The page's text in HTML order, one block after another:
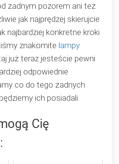
żadnym pozorem ani też
jak najprędzej skierujcie
najbardziej konkretne kroki
znakomite lampy
już teraz jesteście pewni
odpowiednie
co do tego żadnych
ich posiadali.
Cię